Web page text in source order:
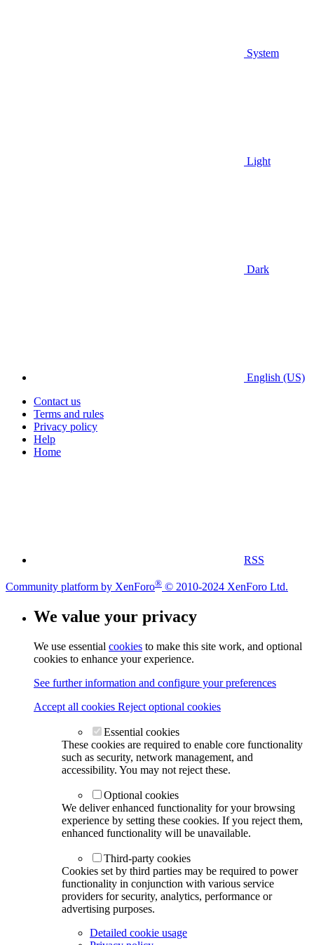
System
Light
Dark
English (US)
Contact us
Terms and rules
Privacy policy
Help
Home
RSS
Community platform by XenForo® © 2010-2024 XenForo Ltd.
We value your privacy
We use essential cookies to make this site work, and optional
cookies to enhance your experience.
See further information and configure your preferences
Accept all cookies Reject optional cookies
Essential cookies
These cookies are required to enable core functionality
such as security, network management, and
accessibility. You may not reject these.
Optional cookies
We deliver enhanced functionality for your browsing
experience by setting these cookies. If you reject them,
enhanced functionality will be unavailable.
Third-party cookies
Cookies set by third parties may be required to power
functionality in conjunction with various service
providers for security, analytics, performance or
advertising purposes.
Detailed cookie usage